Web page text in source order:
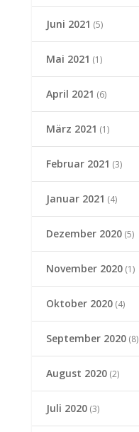
Juni 2021 (5)
Mai 2021 (1)
April 2021 (6)
März 2021 (1)
Februar 2021 (3)
Januar 2021 (4)
Dezember 2020(5)
November 2020(1)
Oktober 2020(4)
September 2020(8)
August 2020(2)
Juli 2020(3)